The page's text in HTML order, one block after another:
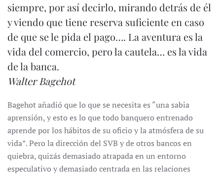
siempre, por así decirlo, mirando detrás de él
y viendo que tiene reserva suficiente en caso
de que se le pida el pago…. La aventura es la
vida del comercio, pero la cautela… es la vida
de la banca.
Walter Bagehot
Bagehot añadió que lo que se necesita es “una sabia
aprensión, y esto es lo que todo banquero entrenado
aprende por los hábitos de su oficio y la atmósfera de su
vida”. Pero la dirección del SVB y de otros bancos en
quiebra, quizás demasiado atrapada en un entorno
especulativo y demasiado centrada en las relaciones